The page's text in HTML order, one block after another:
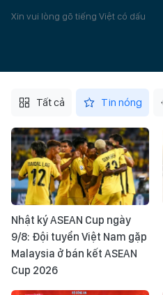
Xin vui lòng gõ tiếng Việt có dấu
Tất cả Tin nóng
Nhật ký ASEAN Cup ngày
9/8: Đội tuyển Việt Nam gặp
Malaysia ở bán kết ASEAN
Cup 2026